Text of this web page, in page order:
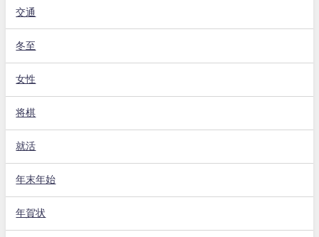
交通
冬至
女性
将棋
就活
年末年始
年賀状